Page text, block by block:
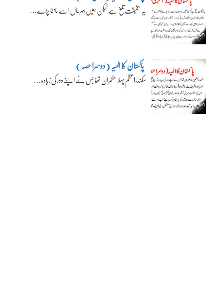
یہ حقیقت تلخ ہے لیکن ہمیں بہرحال اسے ماننا پڑے…
پاکستان کا المیہ (دوسرا حصہ)
سکندراعظم پہلا حکمران تھا جس نے اپنے دور کی زیادہ…